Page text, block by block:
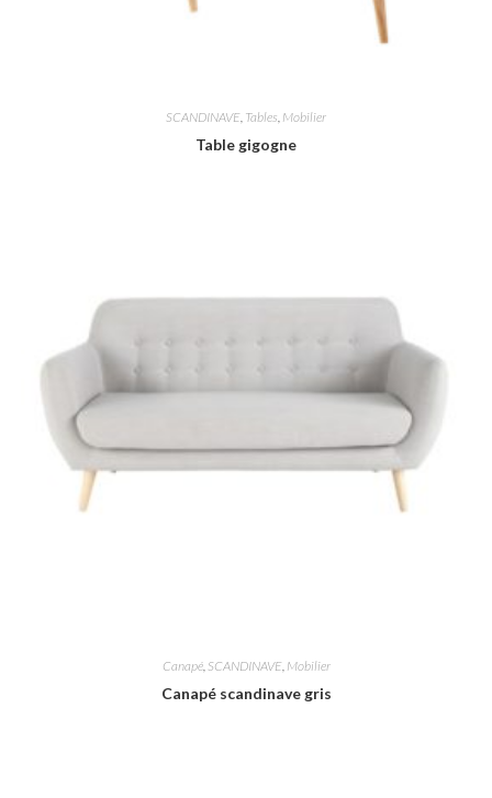
SCANDINAVE, Tables, Mobilier
Table gigogne
Canapé, SCANDINAVE, Mobilier
Canapé scandinave gris